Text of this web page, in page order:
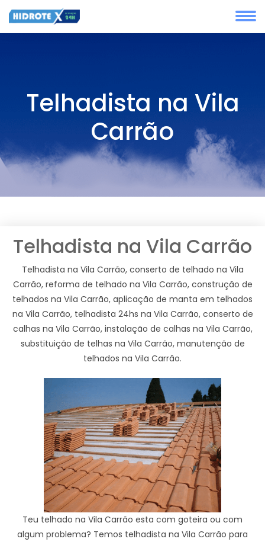
Telhadista na Vila
Carrão
Telhadista na Vila Carrão
Telhadista na Vila Carrão, conserto de telhado na Vila
Carrão, reforma de telhado na Vila Carrão, construção de
telhados na Vila Carrão, aplicação de manta em telhados
na Vila Carrão, telhadista 24hs na Vila Carrão, conserto de
calhas na Vila Carrão, instalação de calhas na Vila Carrão,
substituição de telhas na Vila Carrão, manutenção de
telhados na Vila Carrão.
Teu telhado na Vila Carrão esta com goteira ou com
algum problema? Temos telhadista na Vila Carrão para